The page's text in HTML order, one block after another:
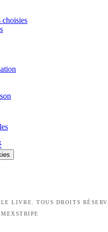
choisies
LE LIVRE.TOUS DROITS
STRIPE